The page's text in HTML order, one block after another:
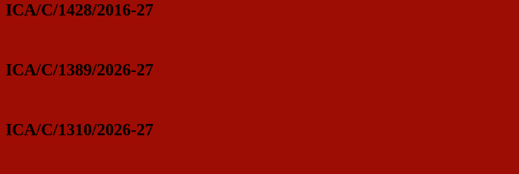
ICA/C/1428/2016-27
ICA/C/1389/2026-27
ICA/C/1310/2026-27